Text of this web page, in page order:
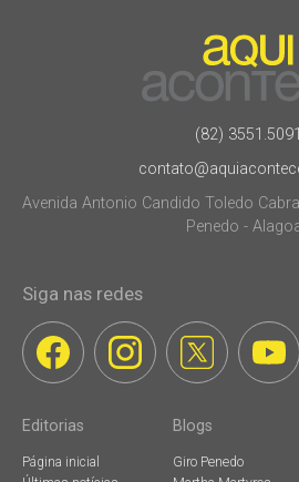
(82) 3551.5091
Avenida Antonio Candido Toledo
Penedo -
Siga nas redes
Editorias
Página inicial
Blogs
Giro Penedo